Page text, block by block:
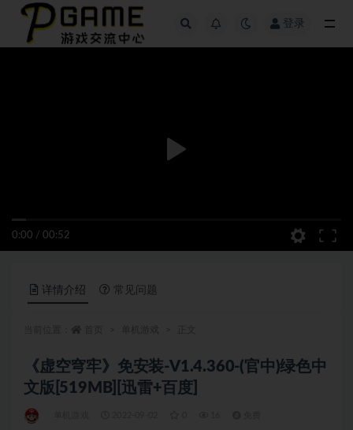
登录
0:00 / 00:52
详情介绍 常见问题
《虚空穹牢》免安装-V1.4.360-(官中)绿色中
文版[519MB][迅雷+百度]
全部